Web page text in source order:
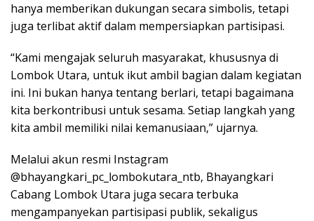
hanya memberikan dukungan secara simbolis, tetapi
juga terlibat aktif dalam mempersiapkan partisipasi.
“Kami mengajak seluruh masyarakat, khususnya di
Lombok Utara, untuk ikut ambil bagian dalam kegiatan
ini. Ini bukan hanya tentang berlari, tetapi bagaimana
kita berkontribusi untuk sesama. Setiap langkah yang
kita ambil memiliki nilai kemanusiaan,” ujarnya.
Melalui akun resmi Instagram
@bhayangkari_pc_lombokutara_ntb, Bhayangkari
Cabang Lombok Utara juga secara terbuka
mengampanyekan partisipasi publik, sekaligus